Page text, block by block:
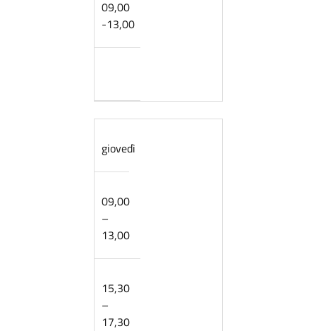
09,00
-13,00
giovedì
09,00
–
13,00
15,30
–
17,30